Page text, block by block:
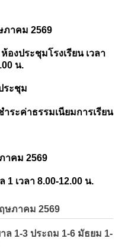
าคม 2569
งประชุมโรงเรียน เวลา
น.
ระชุม
ระค่าธรรมเนียมการเรียน
าคม 2569
1 เวลา 8.00-12.00 น.
ษภาคม 2569
ล 1-3 ประถม 1-6 มัธยม 1-